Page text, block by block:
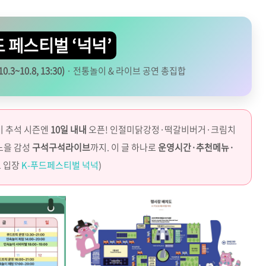
스티벌 ‘넉넉’
13:30) · 전통놀이 & 라이브 공연 총집합
추석 시즌엔 10일 내내오픈! 인절미닭강정·떡갈비버거·크림치
을 감성 구석구석라이브까지. 이 글 하나로운영시간·추천메뉴·
입장K-푸드페스티벌 넉넉)